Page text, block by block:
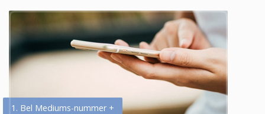
1. Bel Mediums-nummer +